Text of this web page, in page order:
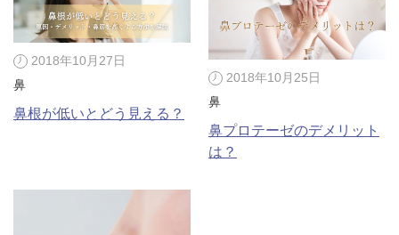
2018年10月27日
鼻
鼻根が低いとどう見える？
2018年10月25日
鼻
鼻プロテーゼのデメリット
は？